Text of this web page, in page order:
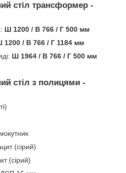
стіл трансформер -
Ш 1200 / В 766 / Г 500 мм
1200 / В 766 / Г 1184 мм
Ш 1964 / В 766 / Г 500 мм
стіл з полицями -
(сірий)
(сірий)